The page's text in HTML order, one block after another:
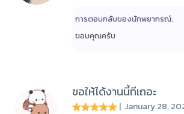
การตอบกลับของนักพยากรณ์:
ขอบคุณครับ
ขอให้ได้งานนี้ทีเถอะ
| January 28,